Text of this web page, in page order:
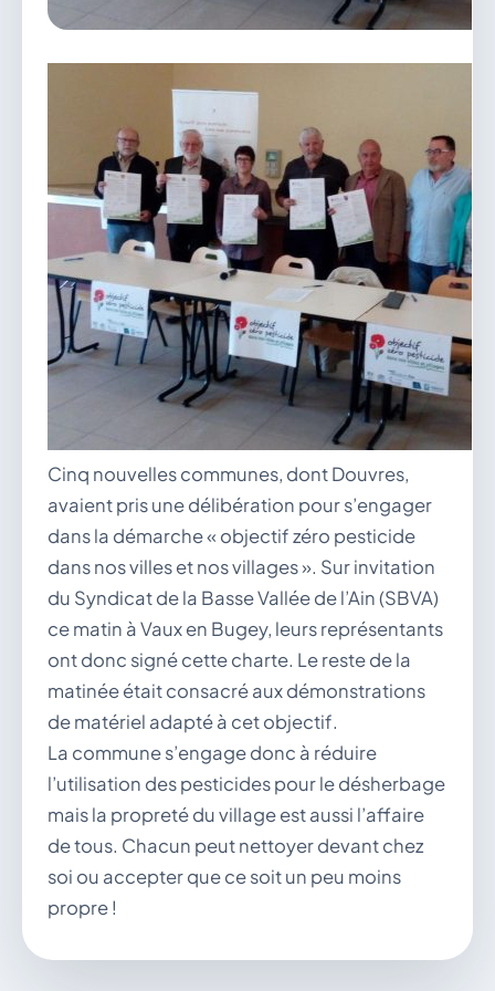
mairie@douvres.fr
Contacter la mairie
Le guichet des associations
publier une annonce
Cinq nouvelles communes, dont Douvres,
avaient pris une délibération pour s’engager
dans la démarche « objectif zéro pesticide
dans nos villes et nos villages ». Sur invitation
du Syndicat de la Basse Vallée de l’Ain (SBVA)
ce matin à Vaux en Bugey, leurs représentants
ont donc signé cette charte. Le reste de la
matinée était consacré aux démonstrations
de matériel adapté à cet objectif.
La commune s’engage donc à réduire
l’utilisation des pesticides pour le désherbage
mais la propreté du village est aussi l’affaire
de tous. Chacun peut nettoyer devant chez
soi ou accepter que ce soit un peu moins
propre !